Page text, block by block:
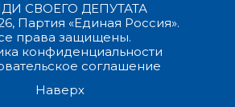
СВОЕГО ДЕПУТАТА
Партия «Единая Россия».
права защищены.
конфиденциальности
соглашение
Наверх